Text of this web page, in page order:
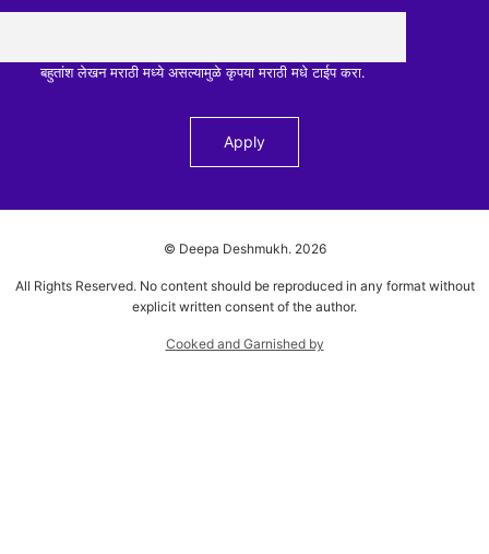
बहुतांश लेखन मराठी मध्ये असल्यामुळे कृपया मराठी मधे टाईप करा.
© Deepa Deshmukh. 2026
All Rights Reserved. No content should be reproduced in any format without
explicit written consent of the author.
Cooked and Garnished by